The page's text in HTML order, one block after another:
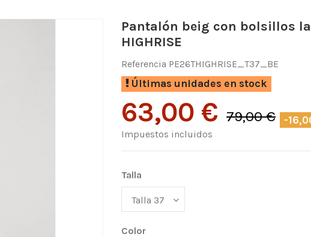
Pantalón beig con bolsillos
HIGHRISE
Referencia PE26THIGHRISE_T37_BE
Últimas unidades en stock
63,00 € 79,00 € -
Impuestos incluidos
Talla
Color